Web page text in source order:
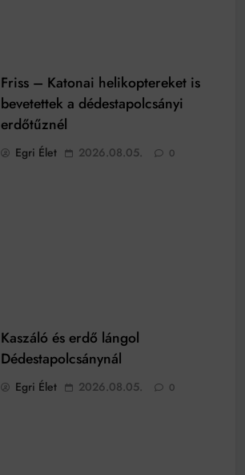
Friss – Katonai helikoptereket is
bevetettek a dédestapolcsányi
erdőtűznél
Egri Élet 2026.08.05. 0
Kaszáló és erdő lángol
Dédestapolcsánynál
Egri Élet 2026.08.05. 0